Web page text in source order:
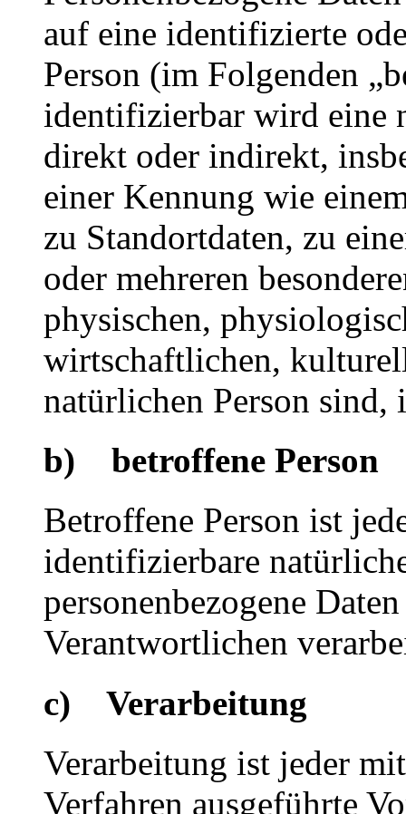
auf eine identifizierte
Person (im Folgenden
identifizierbar wird eine
direkt oder indirekt,
einer Kennung wie
zu Standortdaten, zu
oder mehreren
physischen,
wirtschaftlichen,
natürlichen Person
b) betroffene Person
Betroffene Person ist
identifizierbare
personenbezogene
Verantwortlichen
c) Verarbeitung
Verarbeitung ist jeder
Verfahren ausgeführte